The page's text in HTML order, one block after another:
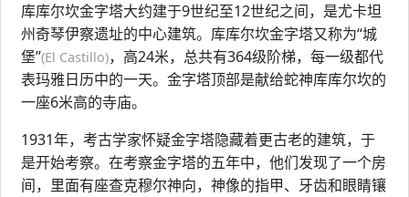
库库尔坎金字塔大约建于9世纪至12世纪之间，是尤卡坦
州奇琴伊察遗址的中心建筑。库库尔坎金字塔又称为“城
堡”(El Castillo)，高24米，总共有364级阶梯，每一级都代
表玛雅日历中的一天。金字塔顶部是献给蛇神库库尔坎的
一座6米高的寺庙。
1931年，考古学家怀疑金字塔隐藏着更古老的建筑，于
是开始考察。在考察金字塔的五年中，他们发现了一个房
间，里面有座查克穆尔神向，神像的指甲、牙齿和眼睛镶